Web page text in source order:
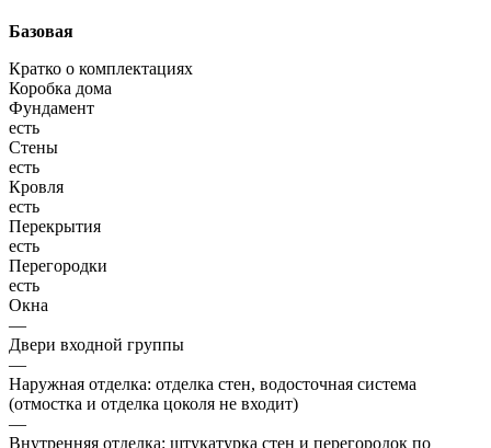
Базовая
Кратко о комплектациях
Коробка дома
Фундамент
есть
Стены
есть
Кровля
есть
Перекрытия
есть
Перегородки
есть
Окна
—
Двери входной группы
—
Наружная отделка: отделка стен, водосточная система
(отмостка и отделка цоколя не входит)
—
Внутренняя отделка: штукатурка стен и перегородок по